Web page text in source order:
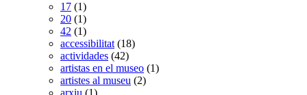
17 (1)
20 (1)
42 (1)
accessibilitat (18)
actividades (42)
artistas en el museo (1)
artistes al museu (2)